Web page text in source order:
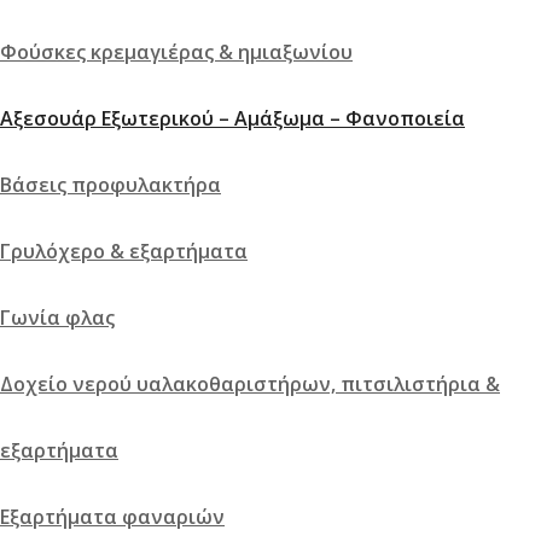
Φούσκες κρεμαγιέρας & ημιαξωνίου
Αξεσουάρ Εξωτερικού – Αμάξωμα – Φανοποιεία
Βάσεις προφυλακτήρα
Γρυλόχερο & εξαρτήματα
Γωνία φλας
Δοχείο νερού υαλακοθαριστήρων, πιτσιλιστήρια &
εξαρτήματα
Εξαρτήματα φαναριών